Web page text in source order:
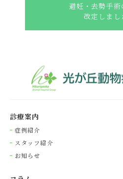
避妊・去勢手術
改定しまし
診療案内
症例紹介
スタッフ紹介
お知らせ